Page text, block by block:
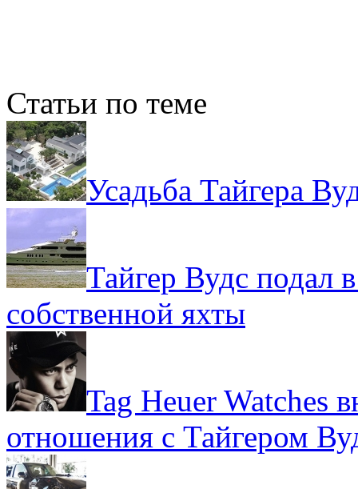
Статьи по теме
Усадьба Тайгера
Тайгер Вудс подал
собственной яхты
Tag Heuer Watches
отношения с Тайгером